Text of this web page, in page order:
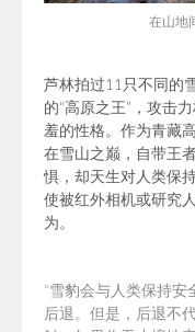
在山地
芦林拍过11只不同的
的“高原之王”，攻击
羞的性格。作为青藏
在雪山之巅，自带王
惧，却天生对人类保
使被红外相机或研究
为。
“雪豹会与人类保持安
后退。但是，后退不